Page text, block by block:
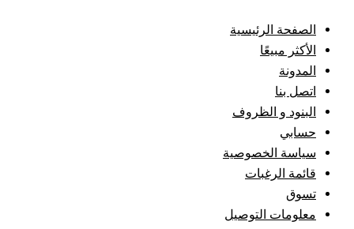
الصفحة الرئيسية
الأكثر مبيعًا
المدونة
اتصل بنا
البنود و الظروف
حسابي
سياسة الخصوصية
قائمة الرغبات
تسوق
معلومات التوصيل